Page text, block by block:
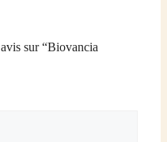
sur “Biovancia